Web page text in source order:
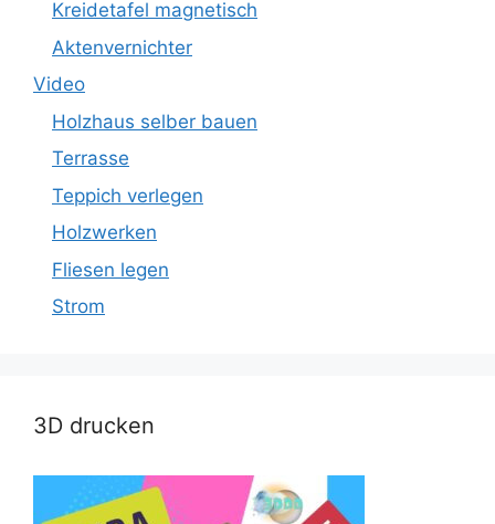
Kreidetafel magnetisch
Aktenvernichter
Video
Holzhaus selber bauen
Terrasse
Teppich verlegen
Holzwerken
Fliesen legen
Strom
3D drucken